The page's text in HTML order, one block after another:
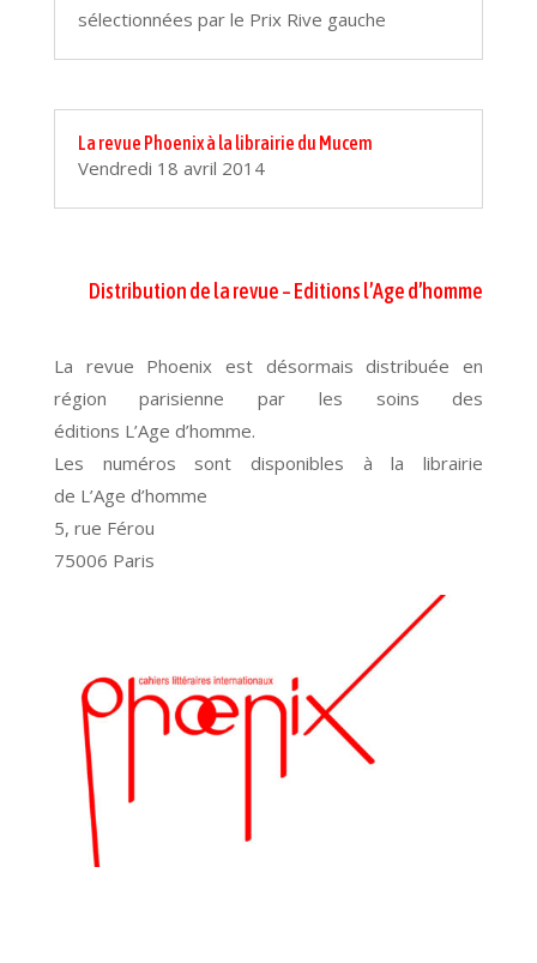
sélectionnées par le Prix Rive gauche
La revue Phoenix à la librairie du Mucem
Vendredi 18 avril 2014
Distribution de la revue – Editions l’Age d’homme
La revue Phoenix est désormais distribuée en
région parisienne par les soins des
éditions L’Age d’homme.
Les numéros sont disponibles à la librairie
de L’Age d’homme
5, rue Férou
75006 Paris